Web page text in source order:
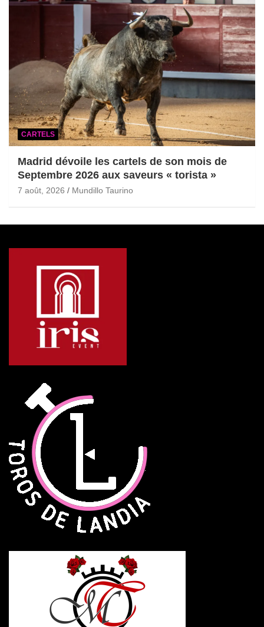
CARTELS
Madrid dévoile les cartels de son mois de
Septembre 2026 aux saveurs « torista »
7 août, 2026 Mundillo Taurino